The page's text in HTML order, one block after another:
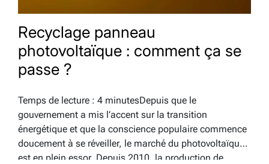
Recyclage panneau
photovoltaïque : comment ça se
passe ?
Temps de lecture : 4 minutesDepuis que le
gouvernement a mis l’accent sur la transition
énergétique et que la conscience populaire commence
doucement à se réveiller, le marché du photovoltaïque
est en plein essor. Depuis 2010, la production de